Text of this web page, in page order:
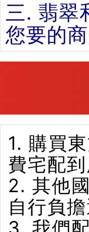
三. 翡翠
您要的商
1. 購買
費宅配到
2. 其他
自行負擔